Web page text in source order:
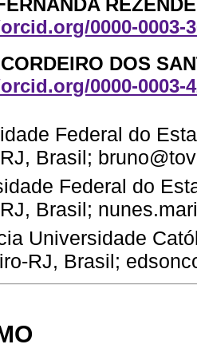
0000-0003-
DOS
0000-0003-
Federal do
Brasil;
Federal do
Brasil;
Universidade
RJ, Brasil;